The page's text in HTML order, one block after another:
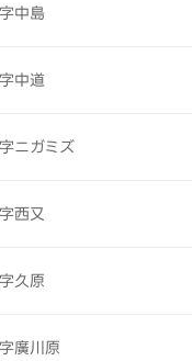
字中島
字中道
字ニガミズ
字西又
字久原
字廣川原